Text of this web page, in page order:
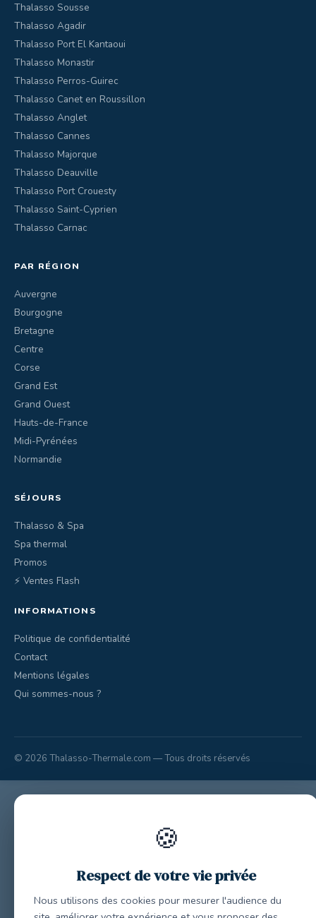
Thalasso Sousse
Thalasso Agadir
Thalasso Port El Kantaoui
Thalasso Monastir
Thalasso Perros-Guirec
Thalasso Canet en Roussillon
Thalasso Anglet
Thalasso Cannes
Thalasso Majorque
Thalasso Deauville
Thalasso Port Crouesty
Thalasso Saint-Cyprien
Thalasso Carnac
PAR RÉGION
Auvergne
Bourgogne
Bretagne
Centre
Corse
Grand Est
Grand Ouest
Hauts-de-France
Midi-Pyrénées
Normandie
SÉJOURS
Thalasso & Spa
Spa thermal
Promos
⚡ Ventes Flash
INFORMATIONS
Politique de confidentialité
Contact
Mentions légales
Qui sommes-nous ?
© 2026 Thalasso-Thermale.com — Tous droits réservés
🍪
Respect de votre vie privée
Nous utilisons des cookies pour mesurer l'audience du